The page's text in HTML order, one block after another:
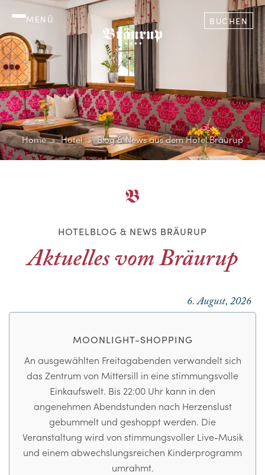
MENÜ BUCHEN
Home Hotel Blog & News aus dem Hotel Bräurup
HOTELBLOG & NEWS BRÄURUP
Aktuelles vom Bräurup
6. August, 2026
MOONLIGHT-SHOPPING
An ausgewählten Freitagabenden verwandelt sich
das Zentrum von Mittersill in eine stimmungsvolle
Einkaufswelt. Bis 22:00 Uhr kann in den
angenehmen Abendstunden nach Herzenslust
gebummelt und geshoppt werden. Die
Veranstaltung wird von stimmungsvoller Live-Musik
und einem abwechslungsreichen Kinderprogramm
umrahmt.